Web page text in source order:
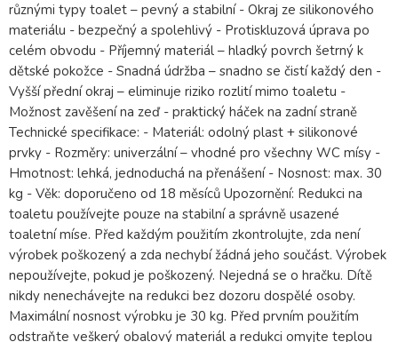
různými typy toalet – pevný a stabilní - Okraj ze silikonového
materiálu - bezpečný a spolehlivý - Protiskluzová úprava po
celém obvodu - Příjemný materiál – hladký povrch šetrný k
dětské pokožce - Snadná údržba – snadno se čistí každý den -
Vyšší přední okraj – eliminuje riziko rozlití mimo toaletu -
Možnost zavěšení na zeď - praktický háček na zadní straně
Technické specifikace: - Materiál: odolný plast + silikonové
prvky - Rozměry: univerzální – vhodné pro všechny WC mísy -
Hmotnost: lehká, jednoduchá na přenášení - Nosnost: max. 30
kg - Věk: doporučeno od 18 měsíců Upozornění: Redukci na
toaletu používejte pouze na stabilní a správně usazené
toaletní míse. Před každým použitím zkontrolujte, zda není
výrobek poškozený a zda nechybí žádná jeho součást. Výrobek
nepoužívejte, pokud je poškozený. Nejedná se o hračku. Dítě
nikdy nenechávejte na redukci bez dozoru dospělé osoby.
Maximální nosnost výrobku je 30 kg. Před prvním použitím
odstraňte veškerý obalový materiál a redukci omyjte teplou